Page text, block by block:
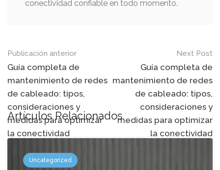
conectividad confiable en todo momento.
Mensaje
de
navegación
Publicación anterior
Guía completa de
mantenimiento de redes
de cableado: tipos,
consideraciones y
medidas para optimizar
la conectividad
Next Post
Guía completa de
mantenimiento de redes
de cableado: tipos,
consideraciones y
medidas para optimizar
la conectividad
Artículos Relacionados
Uncategorized